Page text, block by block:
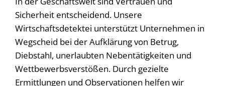
Sicherheit entscheidend. Unsere
Wirtschaftsdetektei unterstützt Unternehmen in
Wegscheid bei der Aufklärung von Betrug,
Diebstahl, unerlaubten Nebentätigkeiten und
Wettbewerbsverstößen. Durch gezielte
Ermittlungen und Observationen helfen wir